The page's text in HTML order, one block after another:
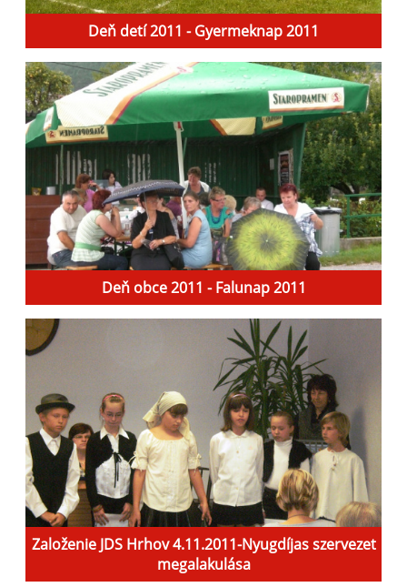
Deň detí 2011 - Gyermeknap 2011
Deň obce 2011 - Falunap 2011
Založenie JDS Hrhov 4.11.2011-Nyugdíjas szervezet
megalakulása